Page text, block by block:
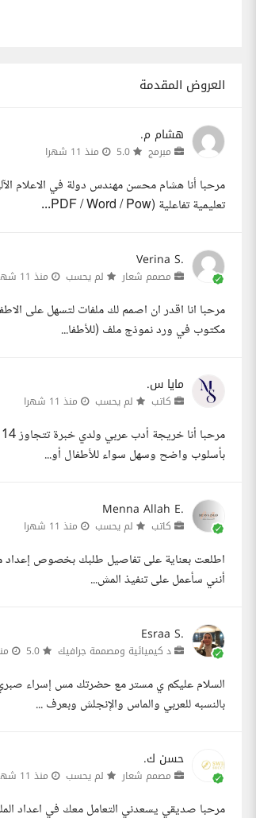
العروض المقدمة
هشام م.
مبرمج منذ 11 شهرا
مرحبا أنا هشام محسن مهندس دولة في الاعلام
تعليمية تفاعلية (PDF / Word / Pow...
Verina S.
مصمم شعار لم يحسب منذ 11 شهرا
مرحبا انا اقدر ان اصمم لك ملفات لتسهل على
مكتوب في ورد نموذج ملف (للأطفا...
مايا س.
كاتب لم يحسب منذ 11 شهرا
بأسلوب واضح وسهل سواء للأطفال أو...
Menna Allah E.
كاتب لم يحسب منذ 11 شهرا
اطلعت بعناية على تفاصيل طلبك بخصوص إعداد
أنني سأعمل على تنفيذ المش...
Esraa S.
د كيميائية ومصممة جرافيك منذ
السلام عليكم ي مستر مع حضرتك مس إسراء صبري
بالنسبه للعربي والماس والإنجلش وبعرف ...
حسن ك.
مصمم شعار لم يحسب منذ 11 شهرا